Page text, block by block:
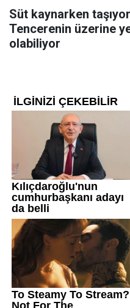
Süt kaynarken
Tencerenin üzerine
olabiliyor